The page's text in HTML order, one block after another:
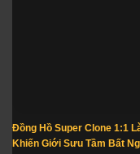
Đồng Hồ Super Clone 1:1
Khiến Giới Sưu Tầm Bất